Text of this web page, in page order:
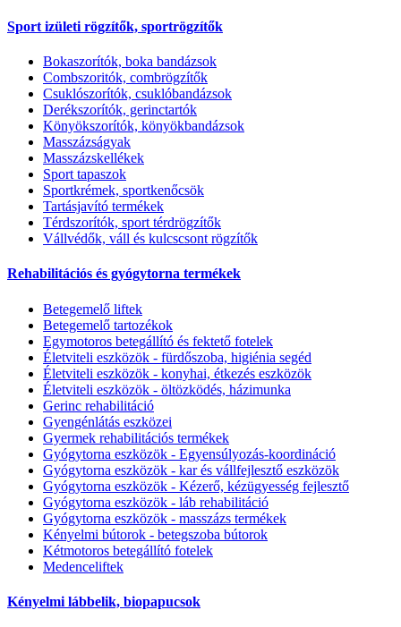
Sport izületi rögzítők, sportrögzítők
Bokaszorítók, boka bandázsok
Combszoritók, combrögzítők
Csuklószorítók, csuklóbandázsok
Derékszorítók, gerinctartók
Könyökszorítók, könyökbandázsok
Masszázságyak
Masszázskellékek
Sport tapaszok
Sportkrémek, sportkenőcsök
Tartásjavító termékek
Térdszorítók, sport térdrögzítők
Vállvédők, váll és kulcscsont rögzítők
Rehabilitációs és gyógytorna termékek
Betegemelő liftek
Betegemelő tartozékok
Egymotoros betegállító és fektető fotelek
Életviteli eszközök - fürdőszoba, higiénia segéd
Életviteli eszközök - konyhai, étkezés eszközök
Életviteli eszközök - öltözködés, házimunka
Gerinc rehabilitáció
Gyengénlátás eszközei
Gyermek rehabilitációs termékek
Gyógytorna eszközök - Egyensúlyozás-koordináció
Gyógytorna eszközök - kar és vállfejlesztő eszközök
Gyógytorna eszközök - Kézerő, kézügyesség fejlesztő
Gyógytorna eszközök - láb rehabilitáció
Gyógytorna eszközök - masszázs termékek
Kényelmi bútorok - betegszoba bútorok
Kétmotoros betegállító fotelek
Medenceliftek
Kényelmi lábbelik, biopapucsok